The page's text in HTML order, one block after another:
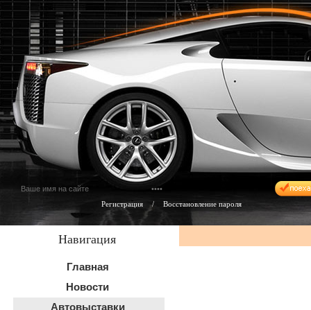
Регистрация / Восстановление пароля
Навигация
Главная
Новости
Автовыставки